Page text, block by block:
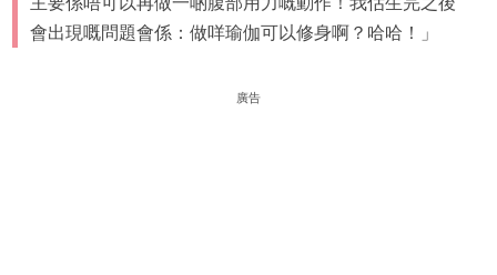
會出現嘅問題會係：做咩瑜伽可以修身啊？哈哈！」
廣告